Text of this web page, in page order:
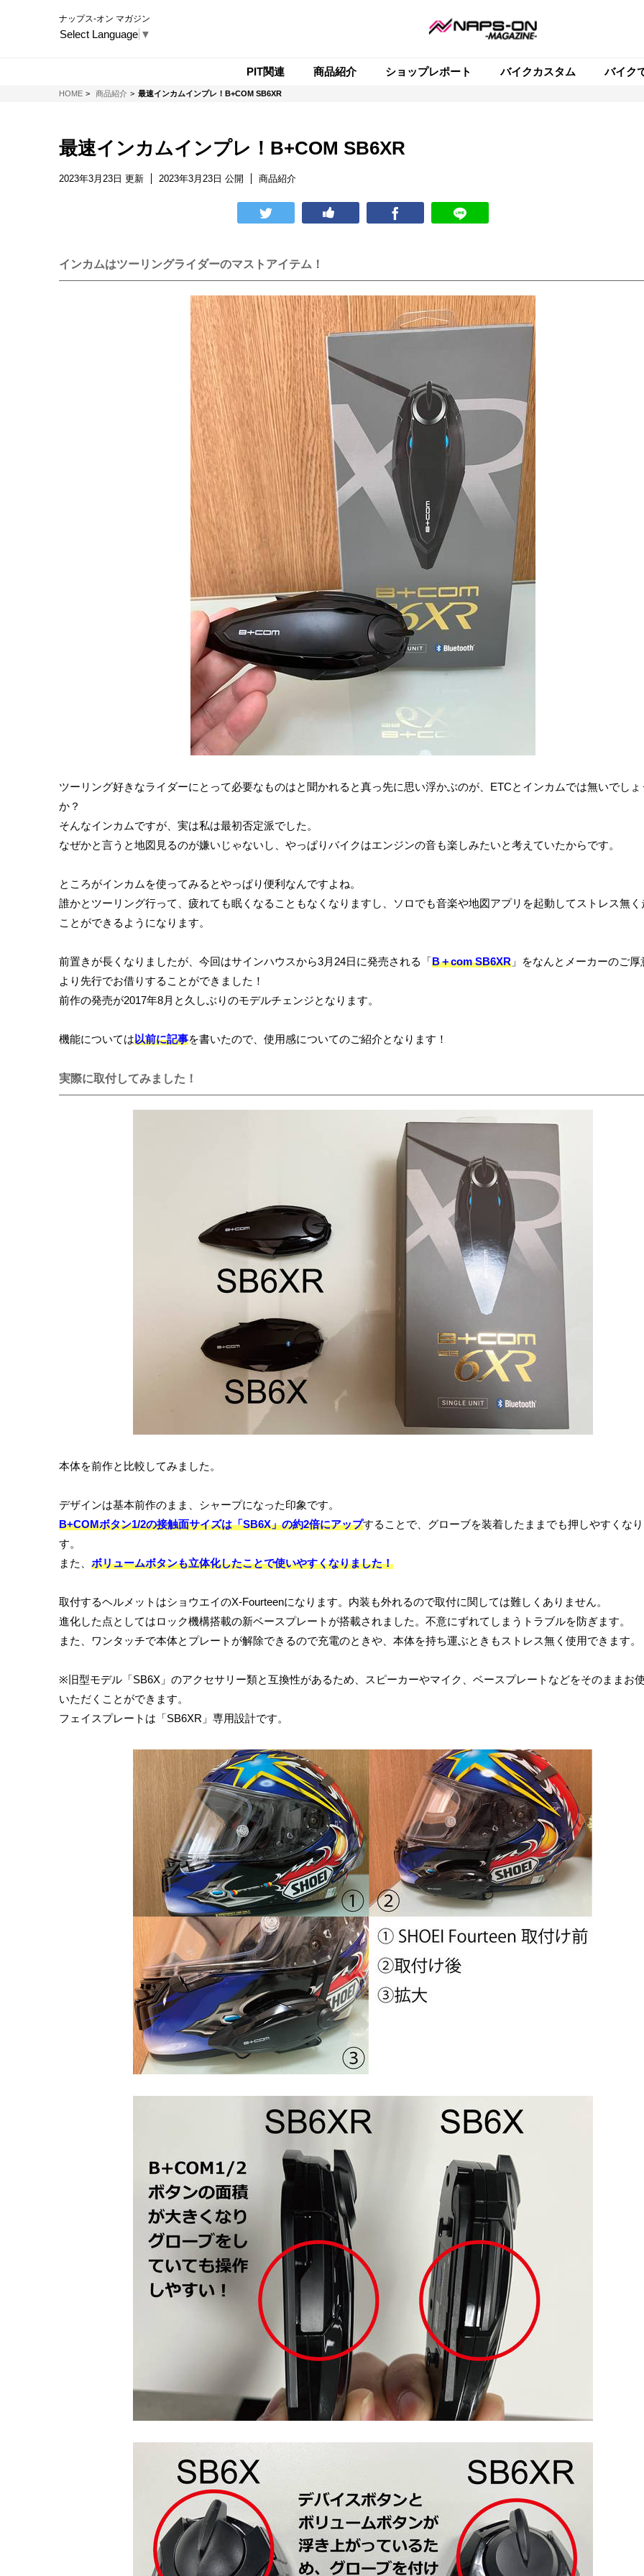
ナップス-オン マガジン
Select Language ▼
PIT関連 商品紹介 ショップレポート バイクカスタム バイク
HOMENAPS-ON マガジン
商品紹介 最速インカムインプレ！B+COM SB6XR
最速インカムインプレ！B+COM SB6XR
2023年3月23日 更新 2023年3月23日 公開 商品紹介
インカムはツーリングライダーのマストアイテム！
ツーリング好きなライダーにとって必要なものはと聞かれると真っ先に思い浮かぶのが、ETCとインカムでは無いでしょ
か？
そんなインカムですが、実は私は最初否定派でした。
なぜかと言うと地図見るのが嫌いじゃないし、やっぱりバイクはエンジンの音も楽しみたいと考えていたからです。
ところがインカムを使ってみるとやっぱり便利なんですよね。
誰かとツーリング行って、疲れても眠くなることもなくなりますし、ソロでも音楽や地図アプリを起動してストレス無く
ことができるようになります。
前置きが長くなりましたが、今回はサインハウスから3月24日に発売される「B＋com SB6XR 」をなんとメーカーのご厚
より先行でお借りすることができました！
前作の発売が2017年8月と久しぶりのモデルチェンジとなります。
機能については以前に記事を書いたので、使用感についてのご紹介となります！
実際に取付してみました！
本体を前作と比較してみました。
デザインは基本前作のまま、シャープになった印象です。
B+COMボタン1/2の接触面サイズは「SB6X」の約2倍にアップすることで、グローブを装着したままでも押しやすくな
す。
また、 ボリュームボタンも立体化したことで使いやすくなりました！
取付するヘルメットはショウエイのX-Fourteenになります。内装も外れるので取付に関しては難しくありません。
進化した点としてはロック機構搭載の新ベースプレートが搭載されました。不意にずれてしまうトラブルを防ぎます。
また、ワンタッチで本体とプレートが解除できるので充電のときや、本体を持ち運ぶときもストレス無く使用できます。
※旧型モデル「SB6X」のアクセサリー類と互換性があるため、スピーカーやマイク、ベースプレートなどをそのままお
いただくことができます。
フェイスプレートは「SB6XR」専用設計です。